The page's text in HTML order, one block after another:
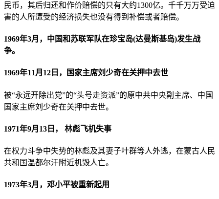
民币，其后归还和作价赔偿的只有大约1300亿。千千万万受迫
害的人所遭受的经济损失也没有得到补偿或者赔偿。
1969年3月，中国和苏联军队在珍宝岛(达曼斯基岛)发生战
争。
1969年11月12日，国家主席刘少奇在关押中去世
被“永远开除出党”的“头号走资派”的原中共中央副主席、中国
国家主席刘少奇在关押中去世。
1971年9月13日， 林彪飞机失事
在权力斗争中失势的林彪及其妻子叶群等人外逃，在蒙古人民
共和国温都尔汗附近机毁人亡。
1973年3月，邓小平被重新起用